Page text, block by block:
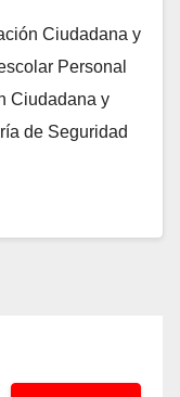
Ciudadana y
Personal
Ciudadana y
de Seguridad